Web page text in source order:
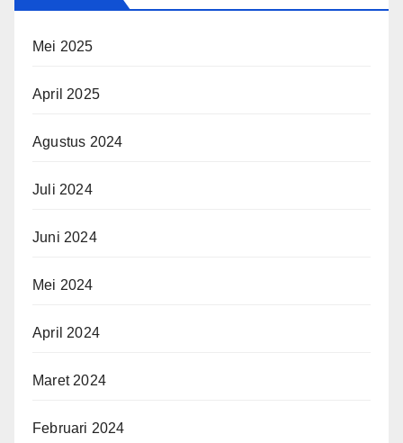
Mei 2025
April 2025
Agustus 2024
Juli 2024
Juni 2024
Mei 2024
April 2024
Maret 2024
Februari 2024